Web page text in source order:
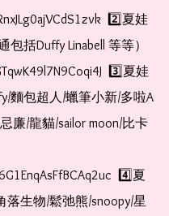
2️⃣夏娃
括Duffy Linabell 等等）
3️⃣夏娃
麵包超人/蠟筆小新/多啦A
廉/龍貓/sailor moon/比卡
4️⃣夏
生物/鬆弛熊/snoopy/星